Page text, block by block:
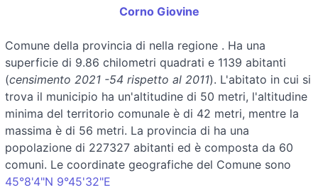
Corno Giovine
Comune della provincia di nella regione . Ha una
superficie di 9.86 chilometri quadrati e 1139 abitanti
(censimento 2021 -54 rispetto al 2011). L'abitato in cui si
trova il municipio ha un'altitudine di 50 metri, l'altitudine
minima del territorio comunale è di 42 metri, mentre la
massima è di 56 metri. La provincia di ha una
popolazione di 227327 abitanti ed è composta da 60
comuni. Le coordinate geografiche del Comune sono
45°8'4"N 9°45'32"E